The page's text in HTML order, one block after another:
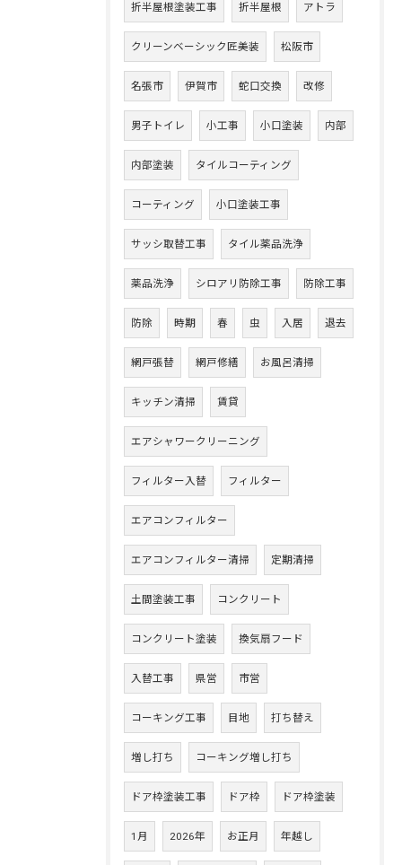
折半屋根塗装工事 折半屋根 アトラ
クリーンベーシック匠美装 松阪市
名張市 伊賀市 蛇口交換 改修
男子トイレ 小工事 小口塗装 内部
内部塗装 タイルコーティング
コーティング 小口塗装工事
サッシ取替工事 タイル薬品洗浄
薬品洗浄 シロアリ防除工事 防除工事
防除 時期 春 虫 入居 退去
網戸張替 網戸修繕 お風呂清掃
キッチン清掃 賃貸
エアシャワークリーニング
フィルター入替 フィルター
エアコンフィルター
エアコンフィルター清掃 定期清掃
土間塗装工事 コンクリート
コンクリート塗装 換気扇フード
入替工事 県営 市営
コーキング工事 目地 打ち替え
増し打ち コーキング増し打ち
ドア枠塗装工事 ドア枠 ドア枠塗装
1月 2026年 お正月 年越し